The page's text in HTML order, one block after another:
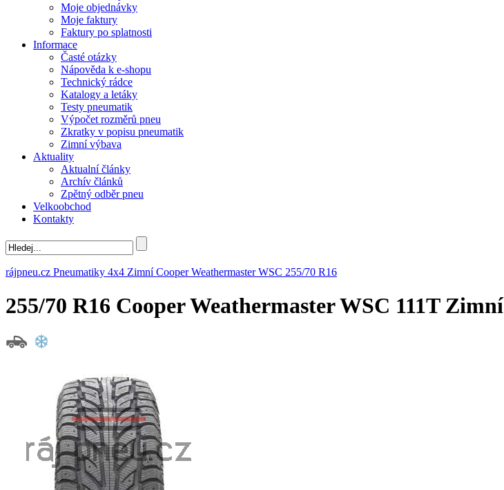
Moje objednávky
Moje faktury
Faktury po splatnosti
Informace
Časté otázky
Nápověda k e-shopu
Technický rádce
Katalogy a letáky
Testy pneumatik
Výpočet rozměrů pneu
Zkratky v popisu pneumatik
Zimní výbava
Aktuality
Aktualní články
Archív článků
Zpětný odběr pneu
Velkoobchod
Kontakty
rájpneu.cz Pneumatiky 4x4 Zimní Cooper Weathermaster WSC 255/70 R16
255/70 R16 Cooper Weathermaster WSC 111T Zimní